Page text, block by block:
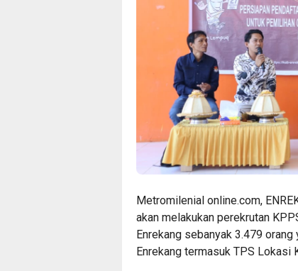
Metromilenial online.com,
akan melakukan perekrutan
Enrekang sebanyak 3.479
Enrekang termasuk TPS Lokasi